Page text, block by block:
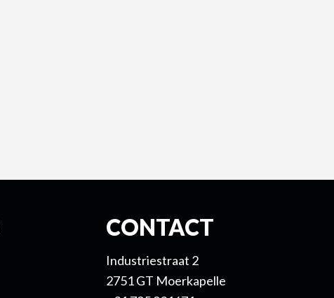
CONTACT
Industriestraat 2
2751 GT Moerkapelle